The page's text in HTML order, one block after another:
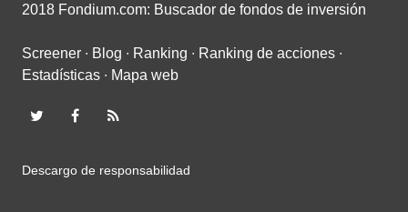
2018 Fondium.com: Buscador de fondos de inversión
Screener ∙ Blog ∙ Ranking ∙ Ranking de acciones ∙
Estadísticas ∙ Mapa web
Descargo de responsabilidad